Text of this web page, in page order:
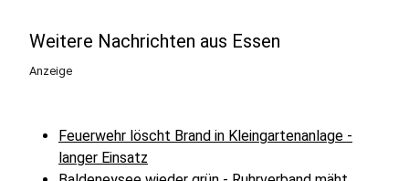
Weitere Nachrichten aus Essen
Anzeige
Feuerwehr löscht Brand in Kleingartenanlage -
langer Einsatz